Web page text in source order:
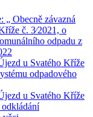
„ Obecně závazná
č. 3⁄2021, o
odpadu z
u Svatého Kříže
odpadového
u Svatého Kříže
odkládání